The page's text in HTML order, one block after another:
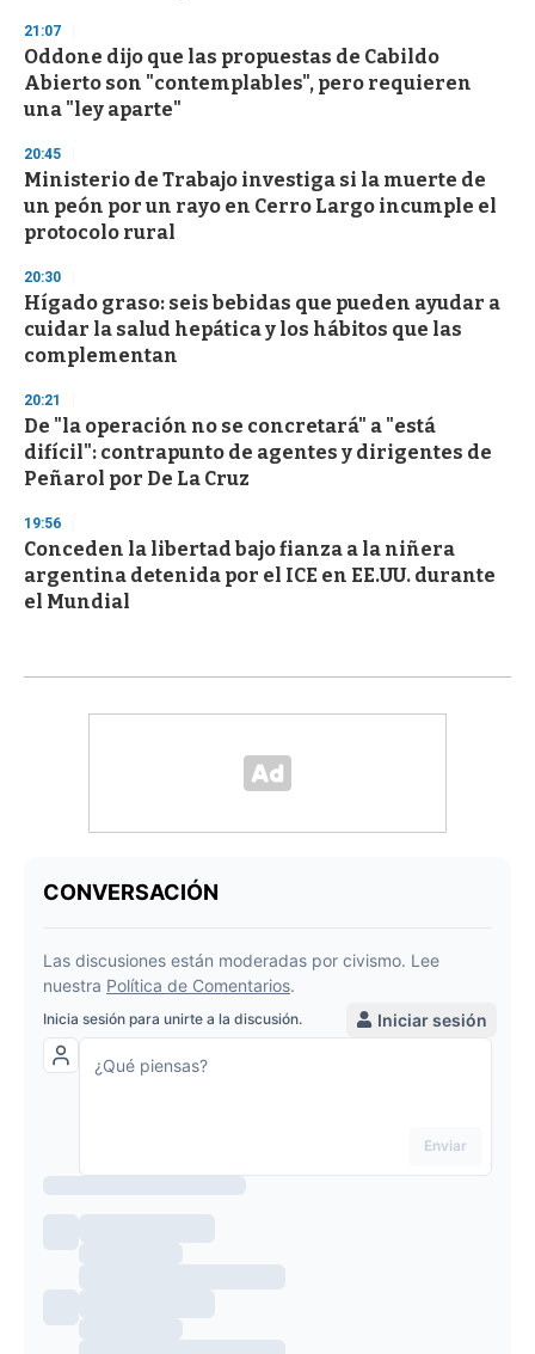
21:07
Oddone dijo que las propuestas de Cabildo
Abierto son "contemplables", pero requieren
una "ley aparte"
20:45
Ministerio de Trabajo investiga si la muerte de
un peón por un rayo en Cerro Largo incumple el
protocolo rural
20:30
Hígado graso: seis bebidas que pueden ayudar a
cuidar la salud hepática y los hábitos que las
complementan
20:21
De "la operación no se concretará" a "está
difícil": contrapunto de agentes y dirigentes de
Peñarol por De La Cruz
19:56
Conceden la libertad bajo fianza a la niñera
argentina detenida por el ICE en EE.UU. durante
el Mundial